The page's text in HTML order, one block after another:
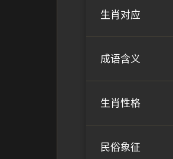
生肖对应
成语含义
生肖性格
民俗象征